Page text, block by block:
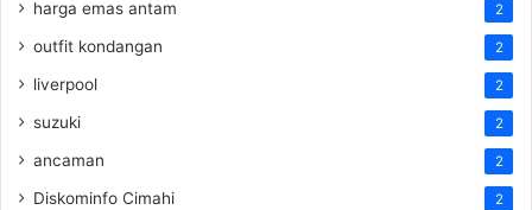
harga emas antam 2
outfit kondangan 2
liverpool 2
suzuki 2
ancaman 2
Diskominfo Cimahi 2